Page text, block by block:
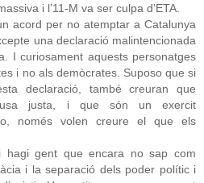
i l’11-M va ser culpa d’ETA.
acord per no atemptar a Catalunya
una declaració malintencionada
I curiosament aquests personatges
i no als demòcrates. Suposo que si
declaració, també creuran que
justa, i que són un exercit
només volen creure el que els
hagi gent que encara no sap com
i la separació dels poder polític i